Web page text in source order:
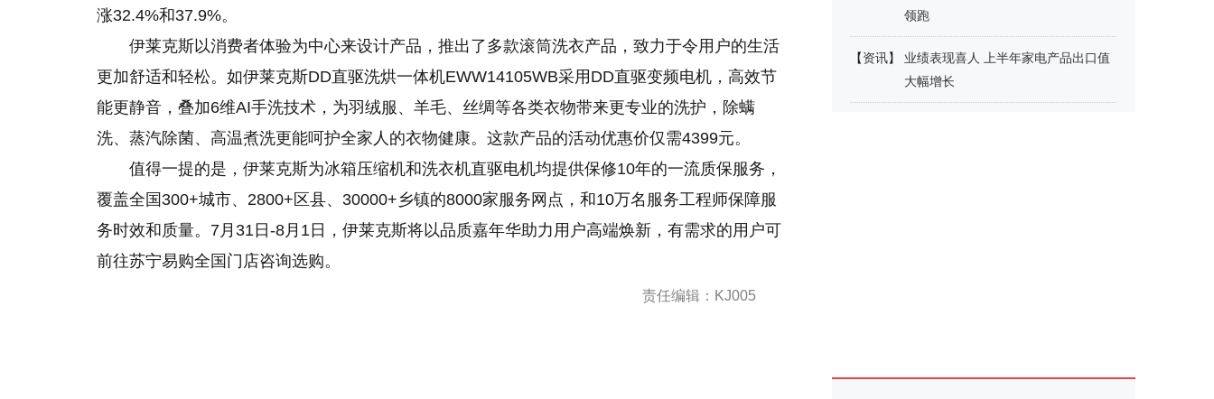
涨32.4%和37.9%。
伊莱克斯以消费者体验为中心来设计产品，推出了多款滚筒洗衣产品，致力于令用户的生活
更加舒适和轻松。如伊莱克斯DD直驱洗烘一体机EWW14105WB采用DD直驱变频电机，高效节
能更静音，叠加6维AI手洗技术，为羽绒服、羊毛、丝绸等各类衣物带来更专业的洗护，除螨
洗、蒸汽除菌、高温煮洗更能呵护全家人的衣物健康。这款产品的活动优惠价仅需4399元。
值得一提的是，伊莱克斯为冰箱压缩机和洗衣机直驱电机均提供保修10年的一流质保服务，
覆盖全国300+城市、2800+区县、30000+乡镇的8000家服务网点，和10万名服务工程师保障服
务时效和质量。7月31日-8月1日，伊莱克斯将以品质嘉年华助力用户高端焕新，有需求的用户可
前往苏宁易购全国门店咨询选购。
责任编辑：KJ005
领跑
【资讯】
业绩表现喜人 上半年家电产品出口值
大幅增长